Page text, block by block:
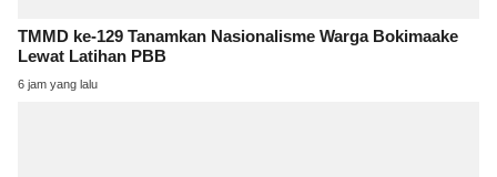
TMMD ke-129 Tanamkan Nasionalisme Warga Bokimaake
Lewat Latihan PBB
6 jam yang lalu